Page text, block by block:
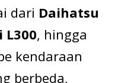
dari Daihatsu
, hingga
kendaraan
berbeda,